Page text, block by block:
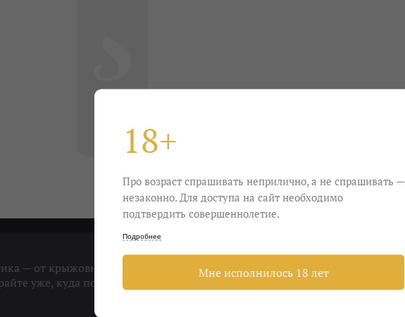
— от крыжовника в росе до жасминовых кустов. Устраивайтесь
уже, куда поедете в отпуск.
18+
Про возраст спрашивать неприлично, а не спрашивать —
незаконно. Для доступа на сайт необходимо
подтвердить совершеннолетие.
Подробнее
Мне исполнилось 18 лет